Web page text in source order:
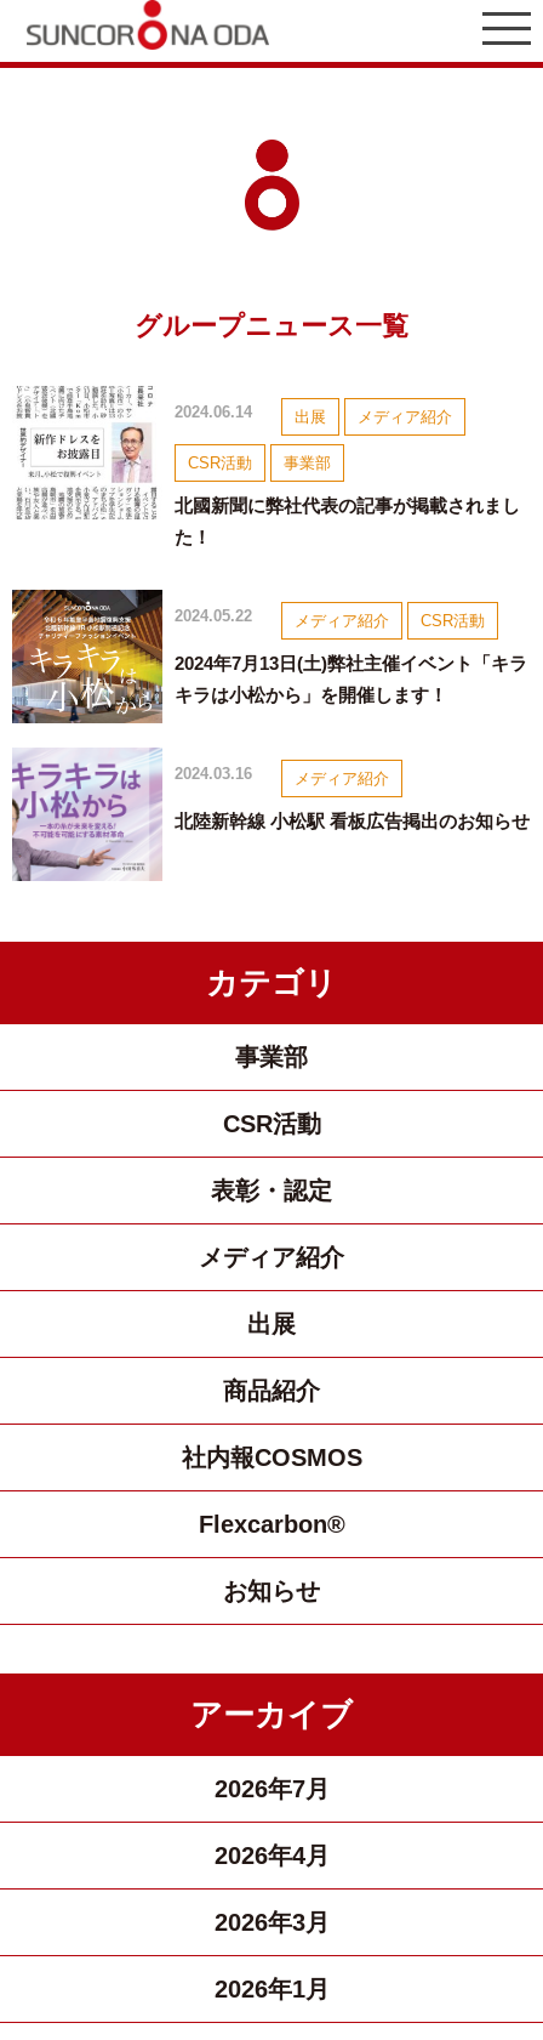
グループニュース一覧
2024.06.14 出展 メディア紹介
CSR活動 事業部
北國新聞に弊社代表の記事が掲載されまし
た！
2024.05.22 メディア紹介 CSR活動
2024年7月13日(土)弊社主催イベント「キラ
キラは小松から」を開催します！
2024.03.16 メディア紹介
北陸新幹線 小松駅 看板広告掲出のお知らせ
カテゴリ
事業部
CSR活動
表彰・認定
メディア紹介
出展
商品紹介
社内報COSMOS
Flexcarbon®
お知らせ
アーカイブ
2026年7月
2026年4月
2026年3月
2026年1月